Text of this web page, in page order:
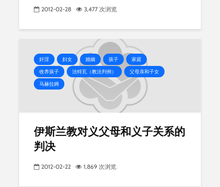
2012-02-28 3,477 次浏览
奸淫 妇女 婚姻 孩子
家庭
收养孩子
法特瓦（教法判例）
父母亲和子女
马赫拉姆
伊斯兰教对义父母和义子关系的
判决
2012-02-22 1,869 次浏览